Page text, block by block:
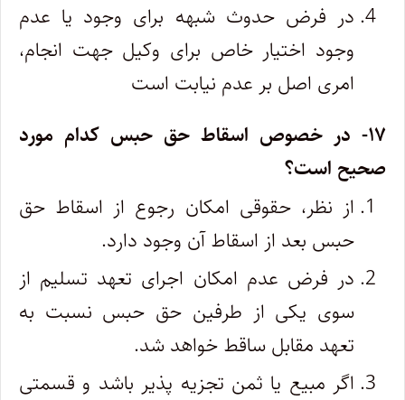
در فرض حدوث شبهه برای وجود یا عدم
وجود اختیار خاص برای وکیل جهت انجام،
امری اصل بر عدم نیابت است
۱۷- در خصوص اسقاط حق حبس کدام مورد
صحیح است؟
از نظر، حقوقی امکان رجوع از اسقاط حق
حبس بعد از اسقاط آن وجود دارد.
در فرض عدم امکان اجرای تعهد تسلیم از
سوی یکی از طرفین حق حبس نسبت به
تعهد مقابل ساقط خواهد شد.
اگر مبیع یا ثمن تجزیه پذیر باشد و قسمتی